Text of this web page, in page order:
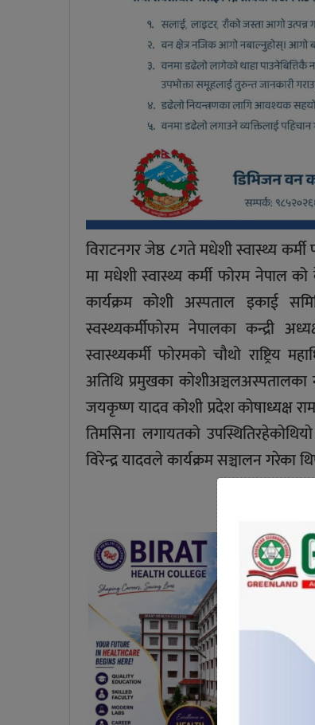
विराटनगर जेष्ठ ८गते मधेशी स्वास्थ्य
मा मधेशी स्वास्थ्य कर्मी फोरम नेपाल
कार्यक्रम कोशी अस्पताल इकाई
स्वस्थ्यकर्मीफोरम नेपालका कन्द्री
स्वास्थ्यकर्मी फोरमको चौथो राष्ट्रिय
अतिथि प्रमुखका काेशीअञ्चलअस्पतालका
जयकृष्ण यादव कोशी प्रदेश कोषाध्यक्ष
तिमसिना लगायतको
विरेन्द्र यादवले कार्यक्रम सञ्चालन गरेका